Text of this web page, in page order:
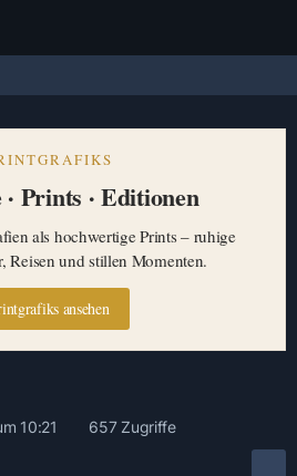
Prints · Editionen
als hochwertige Prints – ruhige
Reisen und stillen Momenten.
ansehen
10:21 657 Zugriffe